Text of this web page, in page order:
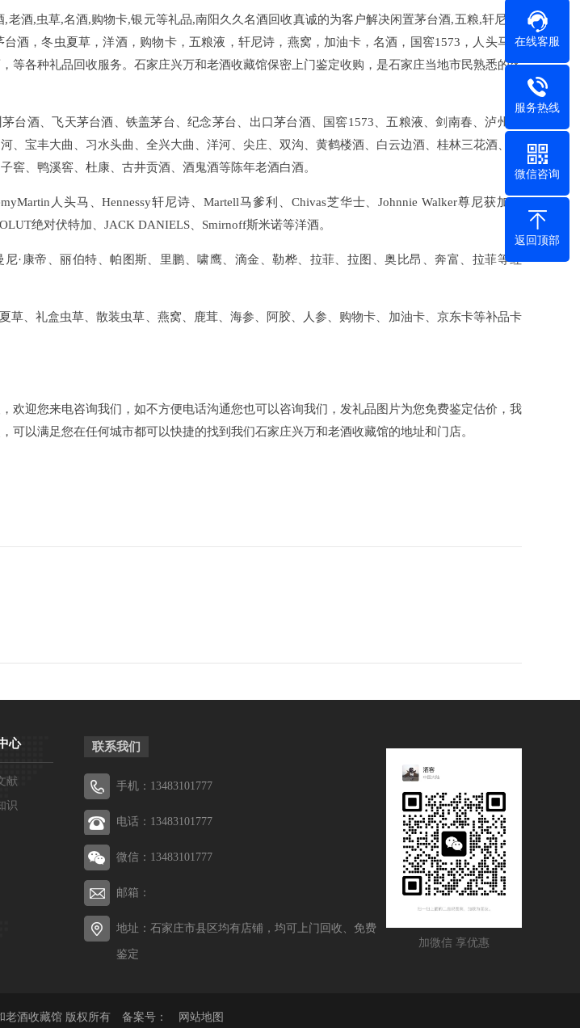
酒,虫草,名酒,购物卡,银元等礼品,南阳久久名酒回收真诚的为客户解决闲置茅台酒,五粮,轩尼诗,
酒，冬虫夏草，洋酒，购物卡，五粮液，轩尼诗，燕窝，加油卡，名酒，国窖1573，人头马，
等各种礼品回收服务。石家庄兴万和老酒收藏馆保密上门鉴定收购，是石家庄当地市民熟悉的名
台酒、飞天茅台酒、铁盖茅台、纪念茅台、出口茅台酒、国窖1573、五粮液、剑南春、泸州老
、宝丰大曲、习水头曲、全兴大曲、洋河、尖庄、双沟、黄鹤楼酒、白云边酒、桂林三花酒、古
窖、鸭溪窖、杜康、古井贡酒、酒鬼酒等陈年老酒白酒。
人头马、Hennessy轩尼诗、Martell马爹利、Chivas芝华士、Johnnie Walker尊尼获加、
绝对伏特加、JACK DANIELS、Smirnoff斯米诺等洋酒。
·康帝、丽伯特、帕图斯、里鹏、啸鹰、滴金、勒桦、拉菲、拉图、奥比昂、奔富、拉菲等红
草、礼盒虫草、散装虫草、燕窝、鹿茸、海参、阿胶、人参、购物卡、加油卡、京东卡等补品卡
欢迎您来电咨询我们，如不方便电话沟通您也可以咨询我们，发礼品图片为您免费鉴定估价，我
可以满足您在任何城市都可以快捷的找到我们石家庄兴万和老酒收藏馆的地址和门店。
心
献
识
加微信 享优惠
联系我们
手机：13483101777
电话：13483101777
微信：13483101777
邮箱：
地址：石家庄市县区均有店铺，均可上门回收、免费
鉴定
老酒收藏馆 版权所有 备案号： 网站地图
在线客服
服务热线
微信咨询
返回顶部